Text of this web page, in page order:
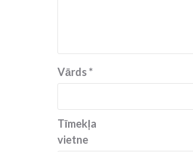
Vārds*
Tīmekļa
vietne